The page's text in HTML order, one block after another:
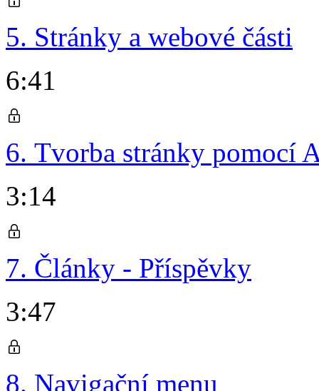
5. Stránky a webové části
6:41
6. Tvorba stránky pomocí
3:14
7. Články - Příspěvky
3:47
8. Navigační menu